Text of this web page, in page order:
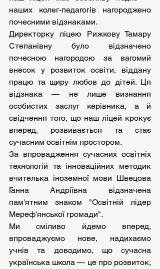
наших колег-педагогів нагороджено
почесними відзнаками.
Директорку ліцею Рижкову Тамару
Степанівну було відзначено
почесною нагородою за вагомий
внесок у розвиток освіти, віддану
працю та щиру любов до дітей. Ця
відзнака — не лише визнання
особистих заслуг керівника, а й
свідчення того, що наш ліцей крокує
вперед, розвивається та стає
сучасним освітнім простором.
За впровадження сучасних освітніх
технологій та інноваційних методик
вчителька іноземної мови Швецова
Ганна Андріївна відзначена
пам'ятним знаком "Освітній лідер
Мереф'янської громади".
Ми сміливо йдемо вперед,
впроваджуємо нове, надихаємо
учнів та доводимо, що сучасна
українська школа — це про розвиток,